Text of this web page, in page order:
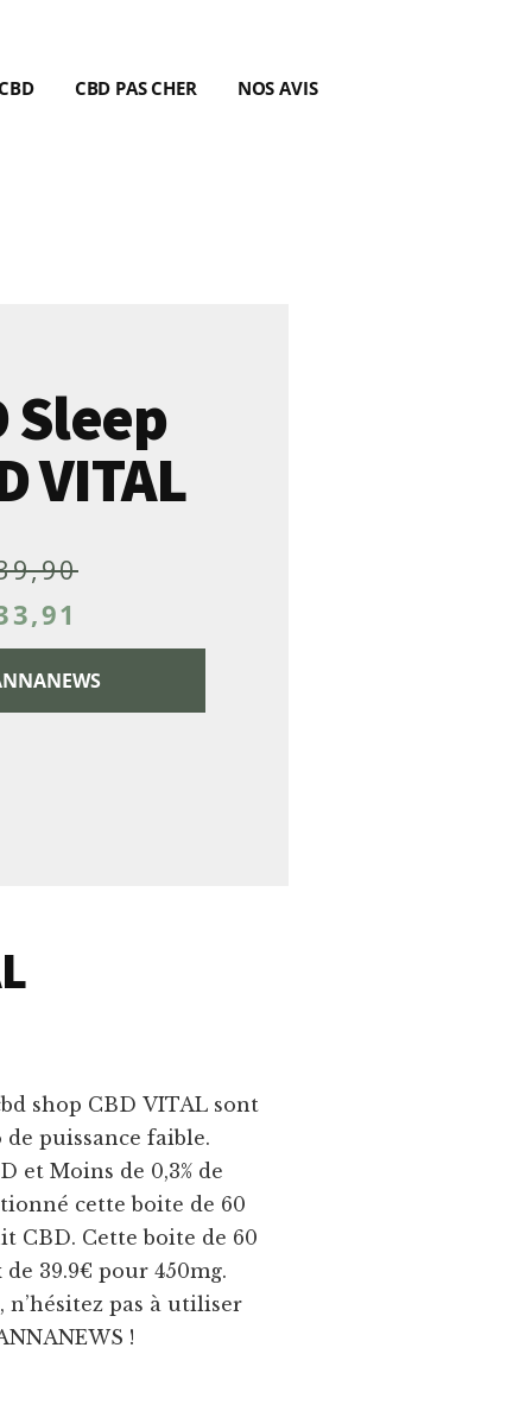
CBD PAS CHER NOS AVIS
Sleep
VITAL
shop CBD VITAL sont
puissance faible.
et Moins de 0,3% de
cette boite de 60
CBD. Cette boite de 60
39.9€ pour 450mg.
n’hésitez pas à utiliser
!